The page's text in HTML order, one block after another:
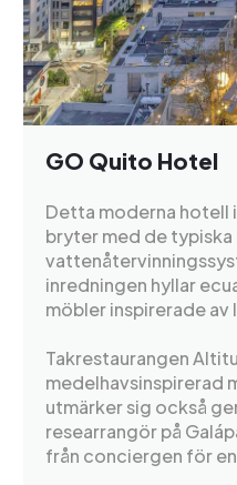
GO Quito Hotel
Detta moderna hotell
bryter med de
inredningen hyllar
möbler inspirerade av
Takrestaurangen
medelhavsinspirerad
utmärker sig också
researrangör på
från conciergen för